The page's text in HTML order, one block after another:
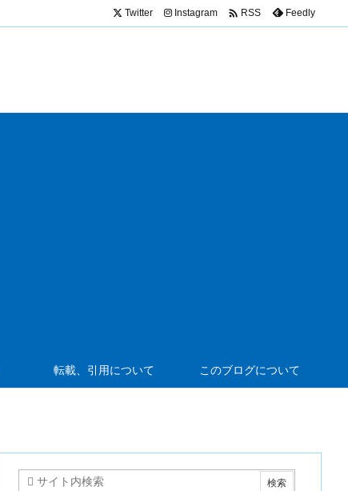
転載、引用について このブログについて
Twitter Instagram  RSS Feedly